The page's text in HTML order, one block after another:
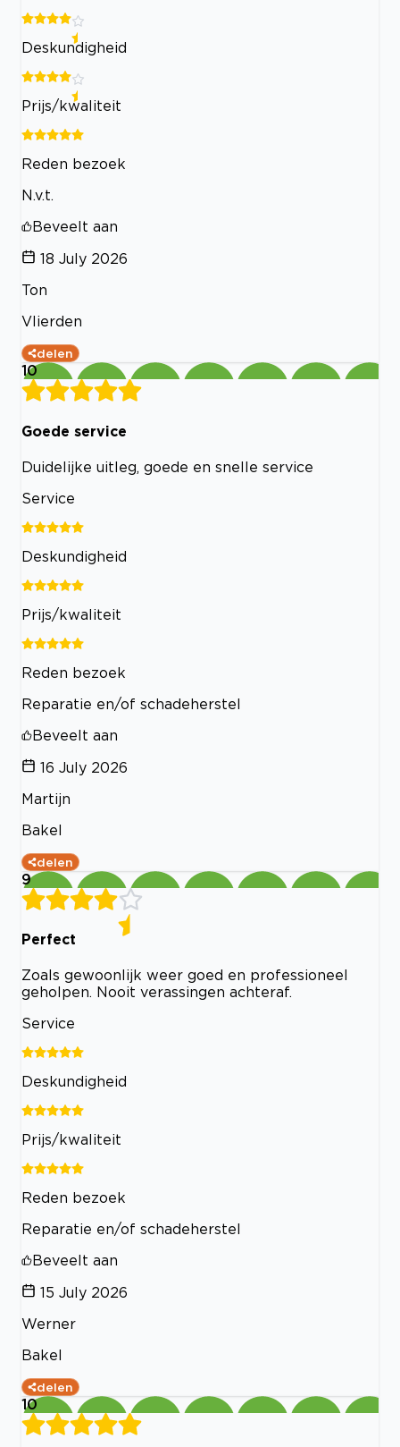
Deskundigheid
Prijs/kwaliteit
Reden bezoek
N.v.t.
Beveelt aan
18 July 2026
Ton
Vlierden
delen
10
Goede service
Duidelijke uitleg, goede en snelle service
Service
Deskundigheid
Prijs/kwaliteit
Reden bezoek
Reparatie en/of schadeherstel
Beveelt aan
16 July 2026
Martijn
Bakel
delen
9
Perfect
Zoals gewoonlijk weer goed en professioneel
geholpen. Nooit verassingen achteraf.
Service
Deskundigheid
Prijs/kwaliteit
Reden bezoek
Reparatie en/of schadeherstel
Beveelt aan
15 July 2026
Werner
Bakel
delen
10